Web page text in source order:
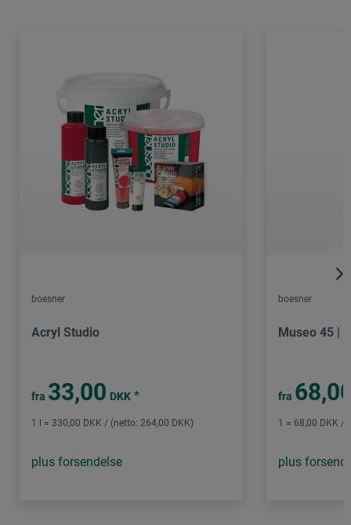
boesner
Acryl Studio
fra 33,00 DKK *
1 l = 330,00 DKK / (netto: 264,00 DKK)
plus forsendelse
boesner
Museo 45 |
fra
1 = 68,00 DKK /
plus